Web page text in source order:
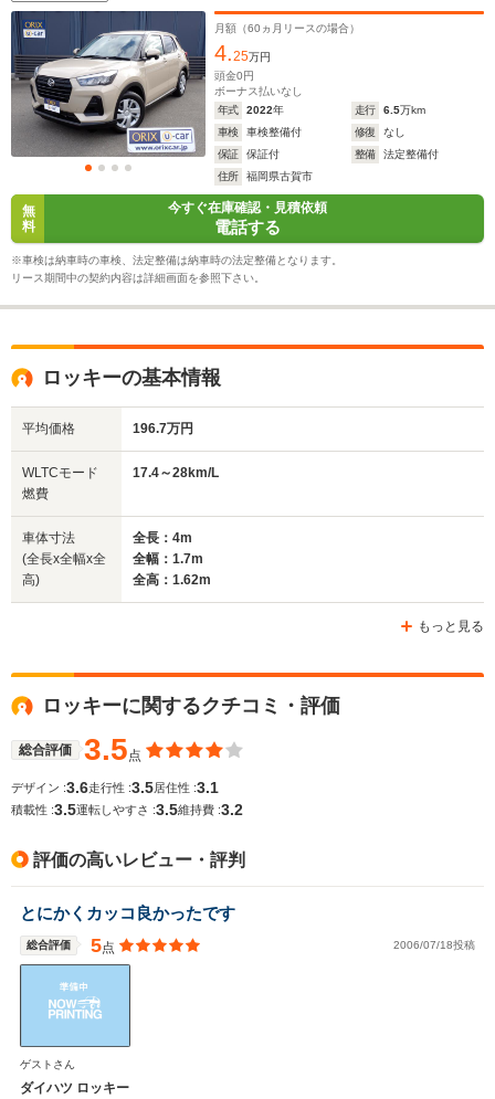
月額（60 ヵ月リースの場合）
4.25万円
頭金0円
ボーナス払いなし
年式
2022年 走行 6.5万km
車検
車検整備付 修復
なし
保証
保証付 整備
法定整備付
住所
福岡県古賀市
無
料
今すぐ在庫確認・見積依頼
電話する
※車検は納車時の車検、法定整備は納車時の法定整備となります。
リース期間中の契約内容は詳細画面を参照下さい。
ロッキーの基本情報
平均価格 196.7万円
WLTCモード
燃費
17.4～28km/L
車体寸法
(全長x全幅x全
高)
全長：4m
全幅：1.7m
全高：1.62m
もっと見る
ロッキーに関するクチコミ・評価
総合評価 3.5 点
デザイン :3.6走行性 :3.5居住性 :3.1
積載性 :3.5運転しやすさ :3.5維持費 :3.2
評価の高いレビュー・評判
とにかくカッコ良かったです
総合評価 5点 2006/07/18投稿
ゲストさん
ダイハツ ロッキー